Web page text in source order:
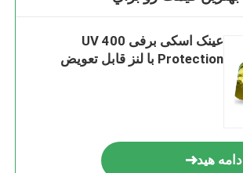
عینک اسکی برفی UV 400
Protection با لنز قابل تعویض
ادامه هید